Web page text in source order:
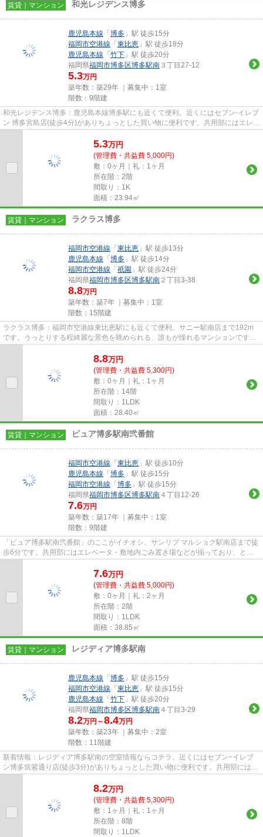
賃貸｜マンション 和光レジデンス博多
鹿児島本線 「博多 」駅 徒歩15分
福岡市空港線 「東比恵 」駅 徒歩18分
鹿児島本線 「竹下 」駅 徒歩20分
福岡県福岡市博多区博多駅南 ３丁目27-12
5.3万円
築年数：築29年 ｜募集中： 1室
階数：9階建
和光レジデンス博多：鹿児島本線博多駅にも近くて便利。近くにはセブン‐イレブ
ン 博多宮島店(徒歩4分)がありちょっとした買い物に便利です。共用部にはエレベ
ータ・敷地内ごみ置き場な...
5.3万円
(管理費・共益費 5,000円)
敷：0ヶ月｜礼：1ヶ月
所在階：2階
間取り：1K
面積：23.94㎡
賃貸｜マンション ラクラス博多
福岡市空港線 「東比恵 」駅 徒歩13分
鹿児島本線 「博多 」駅 徒歩14分
福岡市空港線 「祇園 」駅 徒歩24分
福岡県福岡市博多区博多駅南 ２丁目3-38
8.8万円
築年数：築7年 ｜募集中： 1室
階数：15階建
ラクラス博多：福岡市空港線東比恵駅にも近くて便利。サニー駅南店まで192m
です。うっとりする程綺麗な景色を眺められる、誰もが憧れるマンションです。
共用部には敷地内ごみ置き場・...
8.8万円
(管理費・共益費 5,300円)
敷：0ヶ月｜礼：1ヶ月
所在階：14階
間取り：1LDK
面積：28.40㎡
賃貸｜マンション ピュア博多駅南弐番館
福岡市空港線 「東比恵 」駅 徒歩10分
鹿児島本線 「博多 」駅 徒歩15分
福岡市空港線 「博多 」駅 徒歩15分
福岡県福岡市博多区博多駅南 ４丁目12-26
7.6万円
築年数：築17年 ｜募集中： 1室
階数：9階建
「ピュア博多駅南弐番館」のここがイチオシ。サンリブ マルショク駅南店まで徒
歩6分です。共用部にはエレベータ・敷地内ごみ置き場などが揃っており、とて
も充実しています。利便性の...
7.6万円
(管理費・共益費 5,000円)
敷：0ヶ月｜礼：2ヶ月
所在階：2階
間取り：1LDK
面積：38.85㎡
賃貸｜マンション レジディア博多駅南
鹿児島本線 「博多 」駅 徒歩15分
福岡市空港線 「東比恵 」駅 徒歩15分
鹿児島本線 「竹下 」駅 徒歩20分
福岡県福岡市博多区博多駅南 ４丁目3-29
8.2万円～8.4万円
築年数：築23年 ｜募集中： 2室
階数：11階建
新着情報：レジディア博多駅南の空室情報ならコチラ。近くにはセブン−イレブ
ン博多筑紫通り店(徒歩3分)がありちょっとした買い物に便利です。共用部にはエ
レベータ・敷地内ごみ置き場...
8.2万円
(管理費・共益費 5,300円)
敷：1ヶ月｜礼：1ヶ月
所在階：8階
間取り：1LDK